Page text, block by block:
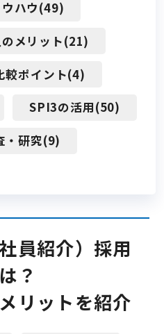
お申し込み
ハウ(49)
メリット(21)
較ポイント(4)
SPI3の活用(50)
・研究(9)
員紹介）採用
？
リットを紹介